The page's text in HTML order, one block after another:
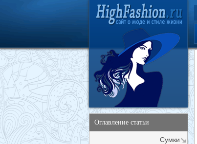
Оглавление статьи
Сумки